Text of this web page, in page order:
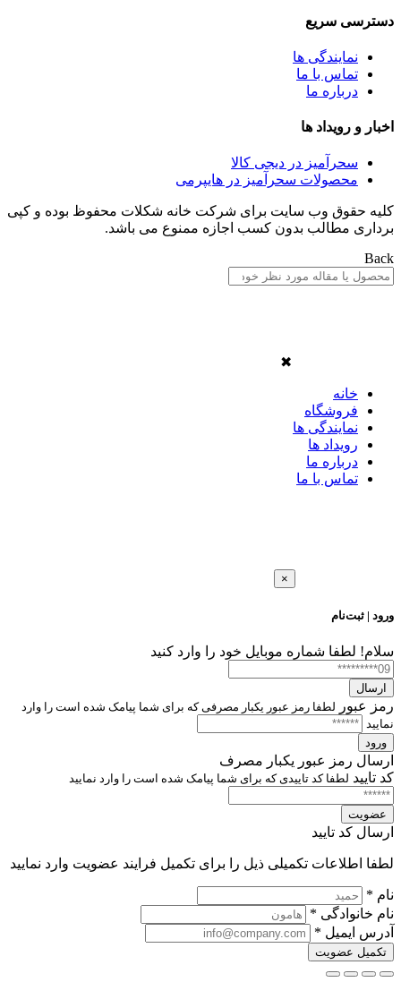
دسترسی سریع
نمایندگی ها
تماس با ما
درباره ما
اخبار و رویداد ها
سحرآمیز در دیجی کالا
محصولات سحرآمیز در هایپرمی
کلیه حقوق وب سایت برای شرکت خانه شکلات محفوظ بوده و کپی
برداری مطالب بدون کسب اجازه ممنوع می باشد.
Back
✖
خانه
فروشگاه
نمایندگی ها
رویداد ها
درباره ما
تماس با ما
×
ورود | ثبت‌نام
سلام! لطفا شماره موبایل خود را وارد کنید
ارسال
رمز عبور
لطفا رمز عبور یکبار مصرفی که برای شما پیامک شده است را وارد
نمایید
ورود
ارسال رمز عبور یکبار مصرف
کد تایید لطفا کد تاییدی که برای شما پیامک شده است را وارد نمایید
عضویت
ارسال کد تایید
لطفا اطلاعات تکمیلی ذیل را برای تکمیل فرایند عضویت وارد نمایید
نام *
نام خانوادگی *
آدرس ایمیل *
تکمیل عضویت